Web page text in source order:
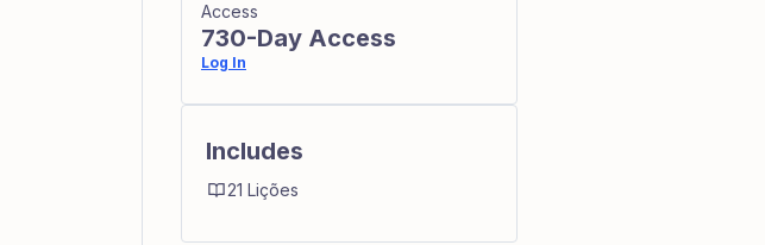
Access
730-Day Access
Log In
Includes
21 Lições